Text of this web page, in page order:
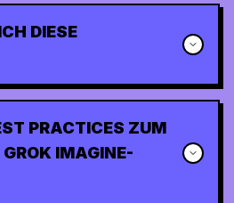
DIESE
PRACTICES ZUM
IMAGINE-